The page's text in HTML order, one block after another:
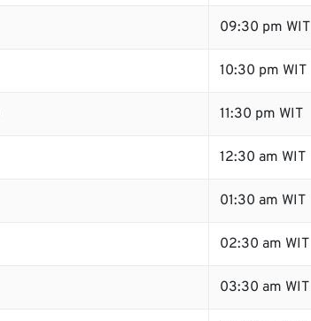
09:30 pm WIT
10:30 pm WIT
11:30 pm WIT
12:30 am WIT
01:30 am WIT
02:30 am WIT
03:30 am WIT